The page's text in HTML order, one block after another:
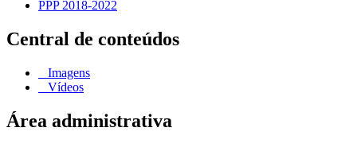
PPP 2018-2022
Central de conteúdos
Imagens
Vídeos
Área administrativa